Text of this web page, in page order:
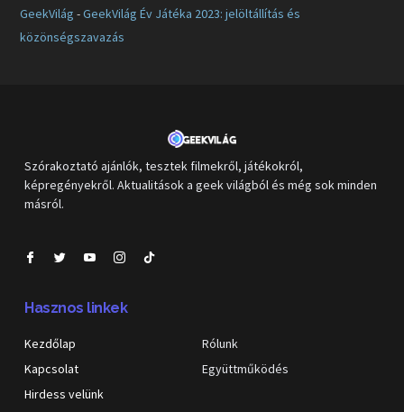
GeekVilág -GeekVilág Év Játéka 2023: jelöltállítás és
közönségszavazás
Szórakoztató ajánlók, tesztek filmekről, játékokról,
képregényekről. Aktualitások a geek világból és még sok minden
másról.
Hasznos linkek
Kezdőlap
Kapcsolat
Hirdess velünk
Rólunk
Együttműködés